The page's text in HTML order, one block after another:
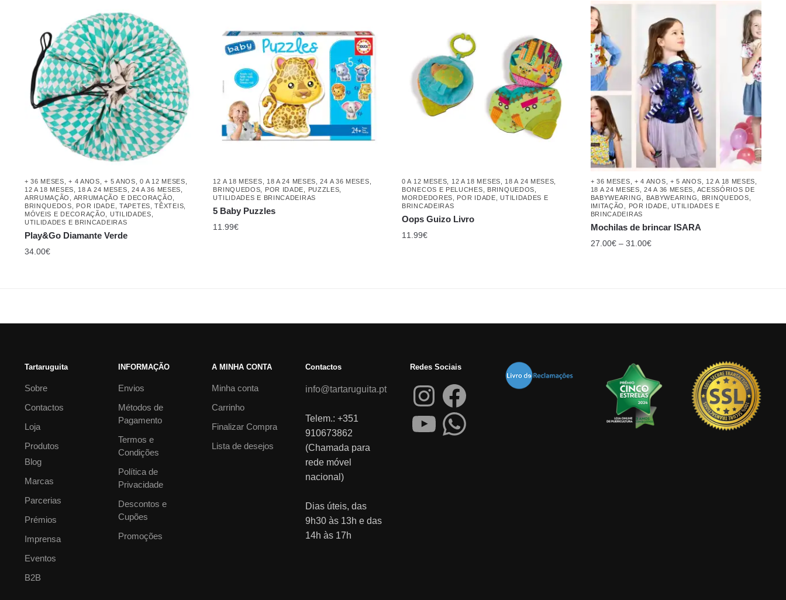
+ 36 MESES ,+ 4 ANOS ,+ 5 ANOS ,0 A 12 MESES
12 A 18 MESES
18 A 24 MESES 24 A 36 MESES
ARRUMAÇÃO
ARRUMAÇÃO E DECORAÇÃO
BRINQUEDOS
POR IDADE TAPETES ,TÊXTEIS,
MÓVEIS E DECORAÇÃO
UTILIDADES
UTILIDADES E BRINCADEIRAS
Play&Go Diamante Verde
34.00€
12 A 18 MESES 18 A 24 MESES ,24 A 36 MESES
BRINQUEDOS
POR IDADE PUZZLES
UTILIDADES E BRINCADEIRAS
5 Baby Puzzles
11.99€
0 A 12 MESES 12 A 18 MESES 18 A 24 MESES
BONECOS E PELUCHES
BRINQUEDOS
MORDEDORES
POR IDADE ,UTILIDADES E
BRINCADEIRAS
Oops Guizo Livro
11.99€
+ 36 MESES + 4 ANOS + 5 ANOS 12 A 18 MESES
18 A 24 MESES ,24 A 36 MESES
ACESSÓRIOS DE
BABYWEARING
BABYWEARING BRINQUEDOS
IMITAÇÃO
POR IDADE ,UTILIDADES E
BRINCADEIRAS
Mochilas de brincar ISARA
27.00€ – 31.00€
Tartaruguita
Sobre
Contactos
Loja
Produtos
Blog
Marcas
Parcerias
Prémios
Imprensa
Eventos
B2B
INFORMAÇÃO
Envios
Métodos de
Pagamento
Termos e
Condições
Política de
Privacidade
Descontos e
Cupões
Promoções
A MINHA CONTA
Minha conta
Carrinho
Finalizar Compra
Lista de desejos
Contactos
info@tartaruguita.pt
Telem.: +351
910673862
(Chamada para
rede móvel
nacional)
Dias úteis, das
9h30 às 13h e das
14h às 17h
Redes Sociais